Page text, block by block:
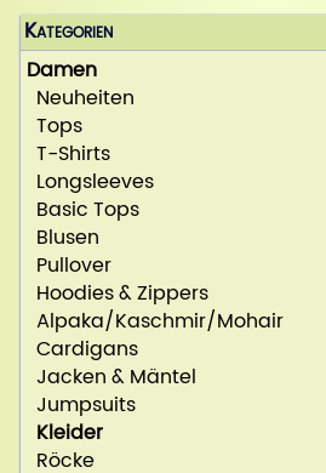
Kategorien
Damen
Neuheiten
Tops
T-Shirts
Longsleeves
Basic Tops
Blusen
Pullover
Hoodies & Zippers
Alpaka/Kaschmir/Mohair
Cardigans
Jacken & Mäntel
Jumpsuits
Kleider
Röcke